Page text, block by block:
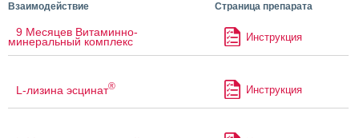
Взаимодействие Страница препарата
9 Месяцев Витаминно-
минеральный комплекс Инструкция
L-лизина эсцинат® Инструкция